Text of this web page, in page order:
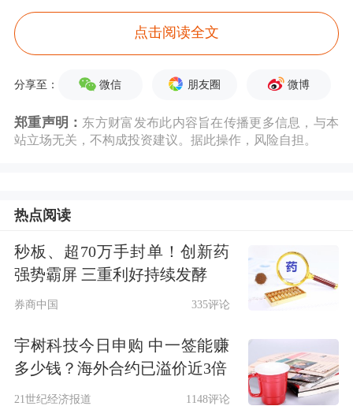
切。双方将通过贸易理事会讨论有关产
品降税等问题，原则同意对同等规模的
各自关注产品降税。
三是双方将解决或实质性推动解决部分
品自动扣留、介质盆景输美、山东禽流
感无疫区认定等方面的长期关切。中方
也将积极推动解决美方牛肉设施注册、
部分州禽肉输华等关切。
四是双方同意通过一定范围产品的相互
降税等安排，推动扩大包括农产品在内
点击阅读全文
分享至： 微信 朋友圈 微博
郑重声明： 东方财富发布此内容旨在传播更多信息，与本
站立场无关，不构成投资建议。据此操作，风险自担。
热点阅读
秒板、超70万手封单！创新药
强势霸屏 三重利好持续发酵
券商中国 335评论
宇树科技今日申购 中一签能赚
多少钱？海外合约已溢价近3倍
21世纪经济报道 1148评论